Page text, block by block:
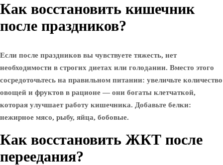
Как восстановить кишечник
после праздников?
Если после праздников вы чувствуете тяжесть, нет
необходимости в строгих диетах или голодании. Вместо этого
сосредоточьтесь на правильном питании: увеличьте количество
овощей и фруктов в рационе — они богаты клетчаткой,
которая улучшает работу кишечника. Добавьте белки:
нежирное мясо, рыбу, яйца, бобовые.
Как восстановить ЖКТ после
переедания?